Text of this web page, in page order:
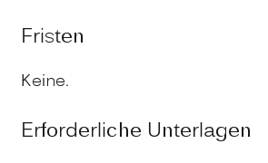
Fristen
Keine.
Erforderliche Unterlagen